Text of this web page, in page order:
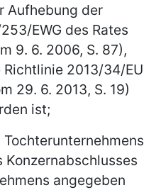
Aufhebung der
EWG des Rates
9. 6. 2006, S. 87),
2013/34/EU
29. 6. 2013, S. 19)
ist;
Konzernabschlusses
angegeben